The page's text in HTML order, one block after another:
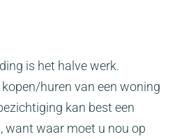
is het halve werk.
huren van een woning
kan best een
want waar moet u nou op